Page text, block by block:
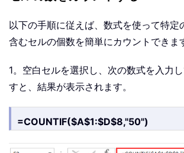
以下の手順に従えば、数式を使って特定
含むセルの個数を簡単にカウントできま
1。空白セルを選択し、次の数式を入力
すと、結果が表示されます。
=COUNTIF($A$1:$D$8,"50")